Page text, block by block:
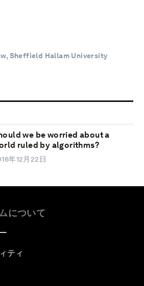
Sheffield Hallam University
we be worried about a
ruled by algorithms?
年12月22日
について
ティ